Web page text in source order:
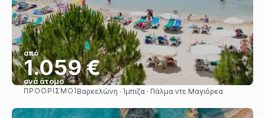
από
1.059 €
ανά άτομο
Βλέπω
ΠΡΟΟΡΙΣΜΟΊ Βαρκελώνη · Ίμπιζα · Πάλμα ντε Μαγιόρκα